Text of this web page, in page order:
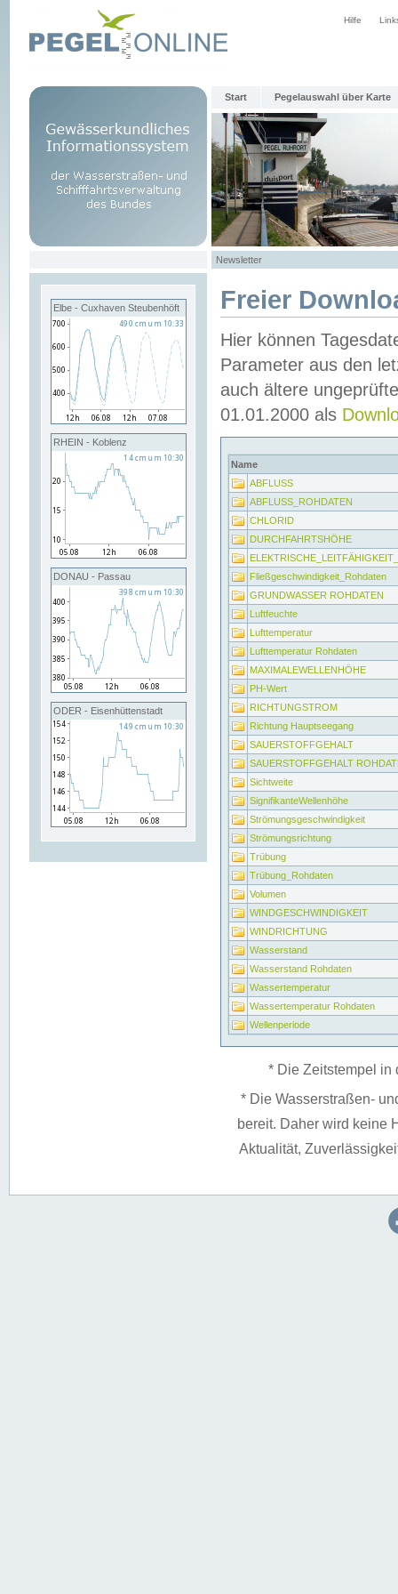
Hilfe
Start Pegelauswahl über Karte
Newsletter
Elbe - Cuxhaven Steubenhöft
RHEIN - Koblenz
DONAU - Passau
ODER - Eisenhüttenstadt
Freier
Hier können
Parameter aus den
auch ältere
01.01.2000 als
Name
ABFLUSS
ABFLUSS_ROHDATEN
CHLORID
DURCHFAHRTSHÖHE
Fließgeschwindigkeit_Rohdaten
GRUNDWASSER ROHDATEN
Luftfeuchte
Lufttemperatur
Lufttemperatur Rohdaten
MAXIMALEWELLENHÖHE
PH-Wert
RICHTUNGSTROM
Richtung Hauptseegang
SAUERSTOFFGEHALT
SAUERSTOFFGEHALT
Sichtweite
SignifikanteWellenhöhe
Strömungsgeschwindigkeit
Strömungsrichtung
Trübung
Trübung_Rohdaten
Volumen
WINDGESCHWINDIGKEIT
WINDRICHTUNG
Wasserstand
Wasserstand Rohdaten
Wassertemperatur
Wassertemperatur Rohdaten
Wellenperiode
* Die Zeitstempel in
* Die Wasserstraßen-
bereit. Daher wird keine
Aktualität,